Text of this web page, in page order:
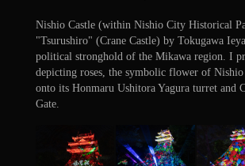
Nishio Castle (within Nishio City Historical
"Tsurushiro" (Crane Castle) by Tokugawa
political stronghold of the Mikawa region. I
depicting roses, the symbolic flower of
onto its Honmaru Ushitora Yagura turret and
Gate.